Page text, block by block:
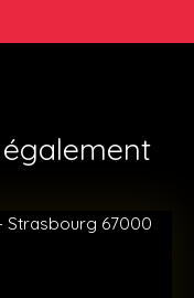
également